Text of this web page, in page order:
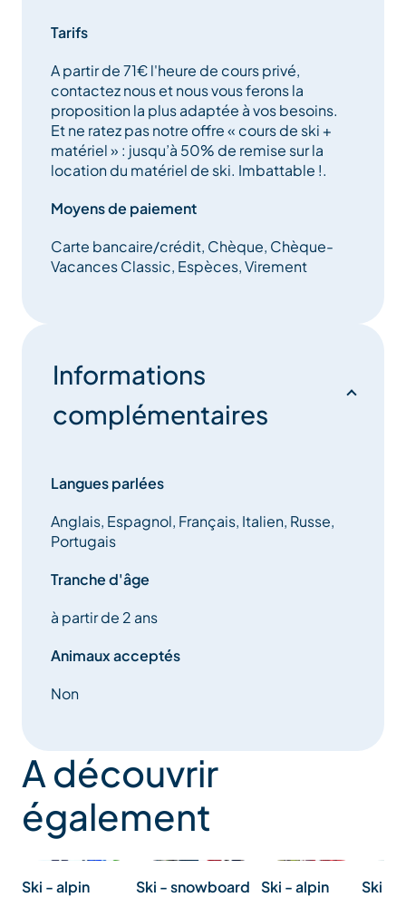
Tarifs un peu moins élevés l’après-midi.
Il existe un « package 12h » avec un prix privilégié
pour 12h de cours réservés l’après-midi.
N’oubliez pas la crème solaire, le forfait dans la
N’hésitez pas à nous contacter pour plus
d’informations.
Tarifs
A partir de 71€ l'heure de cours privé,
contactez nous et nous vous ferons la
proposition la plus adaptée à vos besoins.
Et ne ratez pas notre offre « cours de ski +
matériel » : jusqu’à 50% de remise sur la
location du matériel de ski. Imbattable !.
Moyens de paiement
Carte bancaire/crédit, Chèque, Chèque-
Vacances Classic, Espèces, Virement
Informations
complémentaires
Langues parlées
Anglais, Espagnol, Français, Italien, Russe,
Portugais
Tranche d'âge
à partir de 2 ans
Animaux acceptés
Non
A découvrir
également
Ski - alpin Ski - snowboard Ski - alpin Ski -